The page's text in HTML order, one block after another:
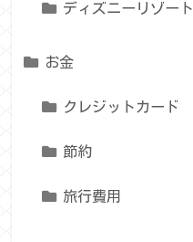
ディズニーリゾート
お金
クレジットカード
節約
旅行費用